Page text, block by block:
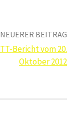
NEUERER BEITRAG
TT-Bericht vom 20.
Oktober 2012